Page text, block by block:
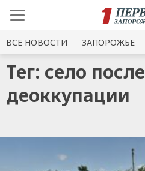
ВСЕ НОВОСТИ ЗАПОРОЖЬЕ
Тег: село после
деоккупации